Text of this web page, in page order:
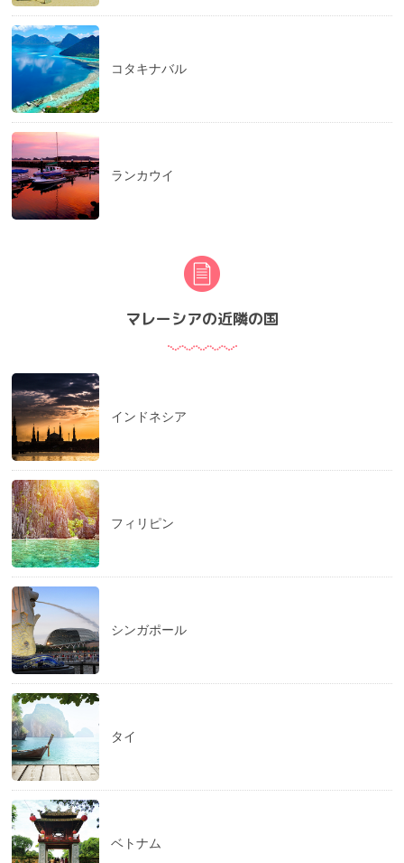
コタキナバル
ランカウイ
マレーシアの近隣の国
インドネシア
フィリピン
シンガポール
タイ
ベトナム